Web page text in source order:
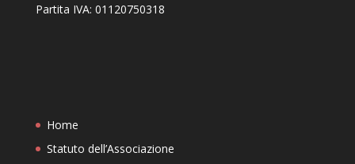
Partita IVA: 01120750318
Home
Statuto dell’Associazione